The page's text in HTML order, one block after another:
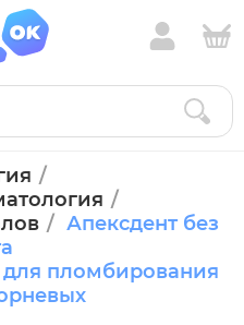
Апексдент без
для пломбирования